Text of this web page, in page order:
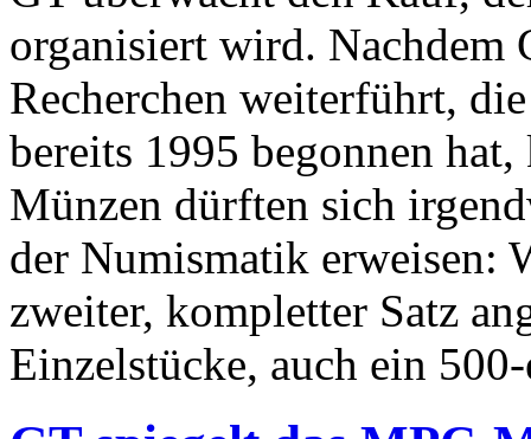
organisiert wird. Nachdem
Recherchen weiterführt,
bereits 1995 begonnen
Münzen dürften sich
der Numismatik erweisen:
zweiter, kompletter Satz
Einzelstücke, auch ein